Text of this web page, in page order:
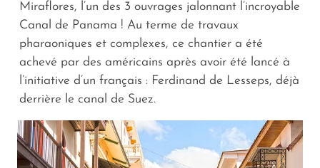
Miraflores, l’un des 3 ouvrages jalonnant l’incroyable
Canal de Panama ! Au terme de travaux
pharaoniques et complexes, ce chantier a été
achevé par des américains après avoir été lancé à
l’initiative d’un français : Ferdinand de Lesseps, déjà
derrière le canal de Suez.